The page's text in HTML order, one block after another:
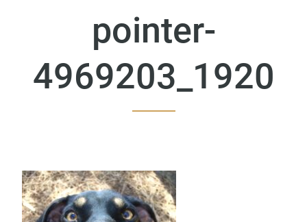
pointer-
4969203_1920